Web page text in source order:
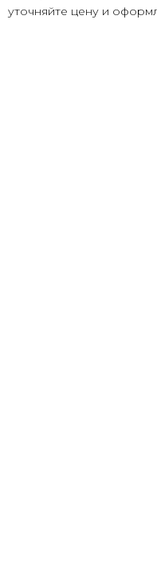
уточняйте цену и